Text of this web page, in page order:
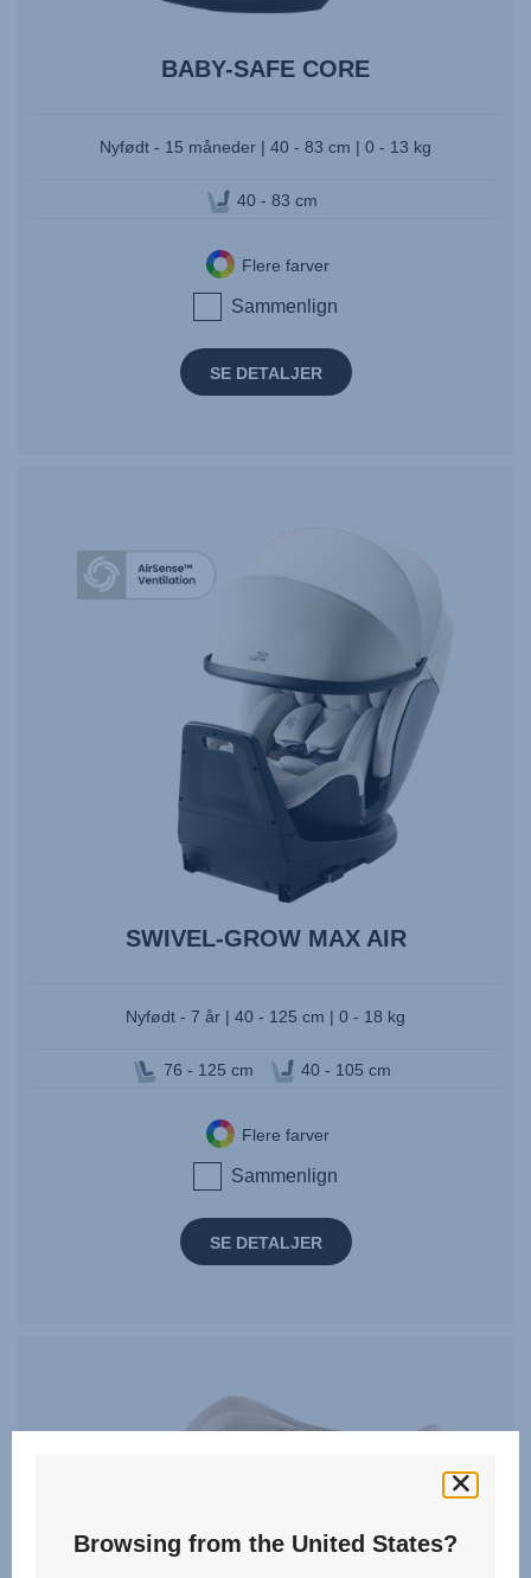
BABY-SAFE CORE
Nyfødt - 15 måneder | 40 - 83 cm | 0 - 13 kg
40 - 83 cm
Flere farver
Sammenlign
SE DETALJER
SWIVEL-GROW MAX AIR
Nyfødt - 7 år | 40 - 125 cm | 0 - 18 kg
76 - 125 cm 40 - 105 cm
Flere farver
Sammenlign
SE DETALJER
Browsing from the United States?